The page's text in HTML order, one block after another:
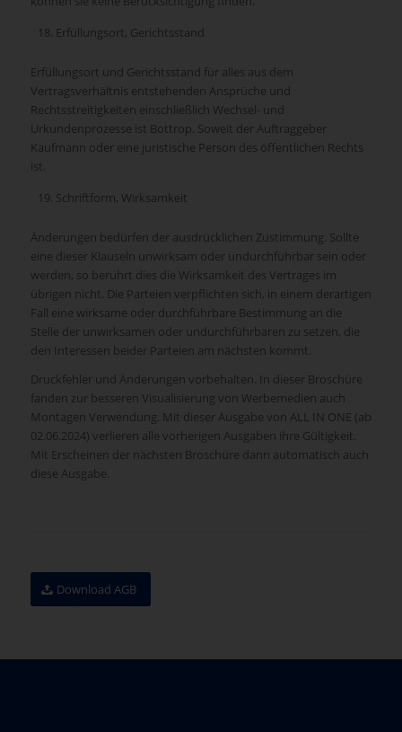
Erfüllungsort, Gerichtsstand
Erfüllungsort und Gerichtsstand für alles aus dem
Vertragsverhältnis entstehenden Ansprüche und
Rechtsstreitigkeiten einschließlich Wechsel- und
Urkundenprozesse ist Bottrop. Soweit der Auftraggeber
Kaufmann oder eine juristische Person des öffentlichen Rechts
ist.
Schriftform, Wirksamkeit
Änderungen bedürfen der ausdrücklichen Zustimmung. Sollte
eine dieser Klauseln unwirksam oder undurchführbar sein oder
werden, so berührt dies die Wirksamkeit des Vertrages im
übrigen nicht. Die Parteien verpflichten sich, in einem derartigen
Fall eine wirksame oder durchführbare Bestimmung an die
Stelle der unwirksamen oder undurchführbaren zu setzen, die
den Interessen beider Parteien am nächsten kommt.
Druckfehler und Änderungen vorbehalten. In dieser Broschüre
fanden zur besseren Visualisierung von Werbemedien auch
Montagen Verwendung. Mit dieser Ausgabe von ALL IN ONE (ab
02.06.2024) verlieren alle vorherigen Ausgaben ihre Gültigkeit.
Mit Erscheinen der nächsten Broschüre dann automatisch auch
diese Ausgabe.
Download AGB